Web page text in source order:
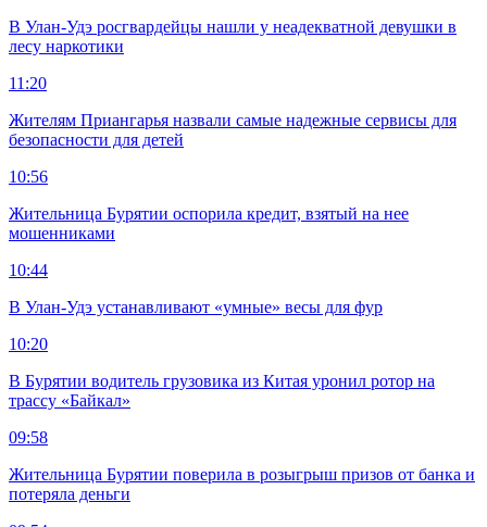
В Улан-Удэ росгвардейцы нашли у неадекватной девушки в
лесу наркотики
11:20
Жителям Приангарья назвали самые надежные сервисы для
безопасности для детей
10:56
Жительница Бурятии оспорила кредит, взятый на нее
мошенниками
10:44
В Улан-Удэ устанавливают «умные» весы для фур
10:20
В Бурятии водитель грузовика из Китая уронил ротор на
трассу «Байкал»
09:58
Жительница Бурятии поверила в розыгрыш призов от банка и
потеряла деньги